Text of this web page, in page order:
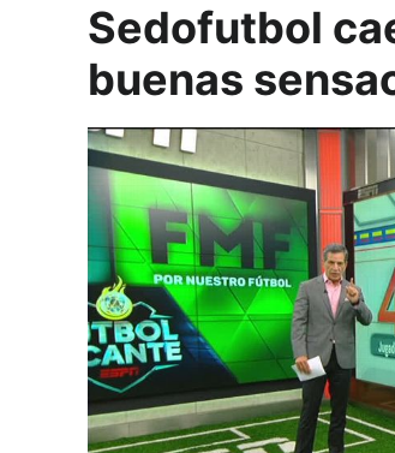
Sedofutbol
buenas